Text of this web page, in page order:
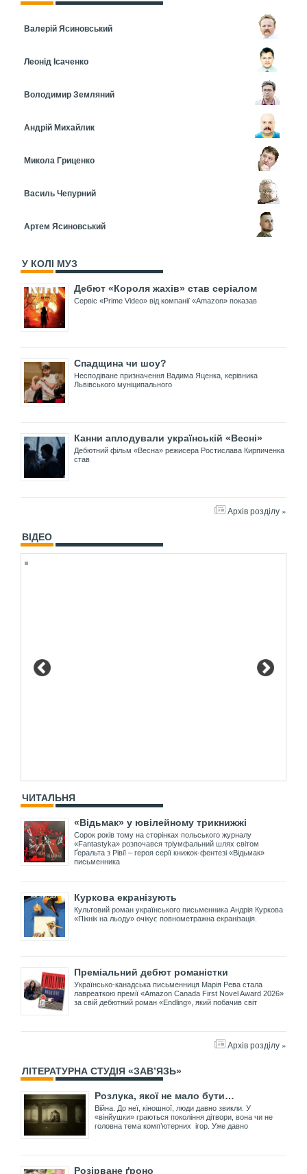
Валерій Ясиновський
Леонід Ісаченко
Володимир Земляний
Андрій Михайлик
Микола Гриценко
Василь Чепурний
Артем Ясиновський
У КОЛІ МУЗ
Дебют «Короля жахів» став серіалом
Сервіс «Prime Video» від компанії «Amazon» показав
Спадщина чи шоу?
Несподіване призначення Вадима Яценка, керівника
Львівського муніципального
Канни аплодували українській «Весні»
Дебютний фільм «Весна» режисера Ростислава Кирпиченка
став
Архів розділу »
ВІДЕО
ЧИТАЛЬНЯ
«Відьмак» у ювілейному трикнижжі
Сорок років тому на сторінках польського журналу
«Fantastyka» розпочався тріумфальний шлях світом
Ґеральта з Рівії – героя серії книжок-фентезі «Відьмак»
письменника
Куркова екранізують
Культовий роман українського письменника Андрія Куркова
«Пікнік на льоду» очікує повнометражна екранізація.
Преміальний дебют романістки
Українсько-канадська письменниця Марія Рева стала
лавреаткою премії «Amazon Canada First Novel Award 2026»
за свій дебютний роман «Endling», який побачив світ
Архів розділу »
ЛІТЕРАТУРНА СТУДІЯ «ЗАВ’ЯЗЬ»
Розлука, якої не мало бути…
Війна. До неї, кіношної, люди давно звикли. У
«вінйушки» граються покоління дітвори, вона чи не
головна тема комп’ютерних ігор. Уже давно
Розірване ґроно